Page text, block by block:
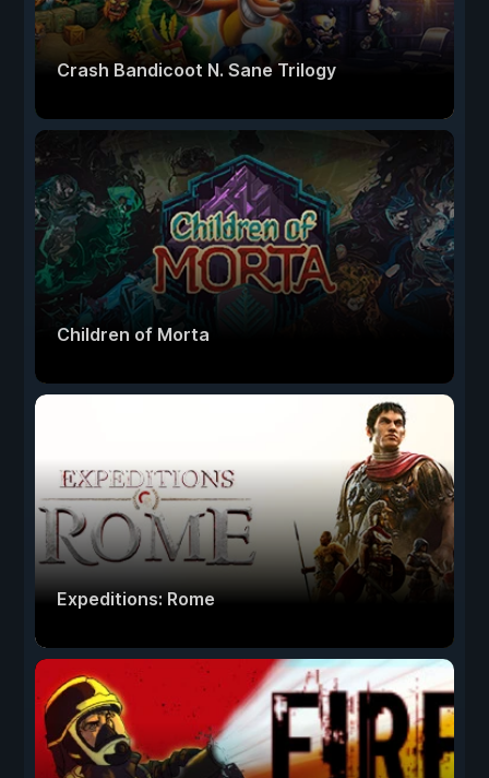
Crash Bandicoot N. Sane Trilogy
Children of Morta
Expeditions: Rome